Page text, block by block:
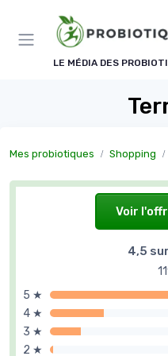
LE MÉDIA DES
Mes probiotiques Shopping
Voir
4,5
5 ★
4 ★
3 ★
2 ★